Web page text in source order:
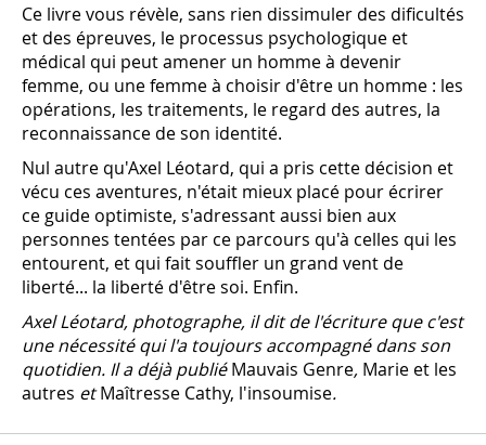
Ce livre vous révèle, sans rien dissimuler des dificultés
et des épreuves, le processus psychologique et
médical qui peut amener un homme à devenir
femme, ou une femme à choisir d'être un homme : les
opérations, les traitements, le regard des autres, la
reconnaissance de son identité.
Nul autre qu'Axel Léotard, qui a pris cette décision et
vécu ces aventures, n'était mieux placé pour écrirer
ce guide optimiste, s'adressant aussi bien aux
personnes tentées par ce parcours qu'à celles qui les
entourent, et qui fait souffler un grand vent de
liberté... la liberté d'être soi. Enfin.
Axel Léotard, photographe, il dit de l'écriture que c'est
une nécessité qui l'a toujours accompagné dans son
quotidien. Il a déjà publiéMauvais Genre, Marie et les
autres etMaîtresse Cathy, l'insoumise.